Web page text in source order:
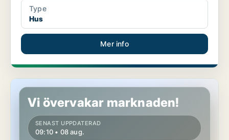
Type
Hus
Mer info
Lägenhet i Oskarshamn
Vi övervakar marknaden!
SENAST UPPDATERAD
09:10 • 08 aug.